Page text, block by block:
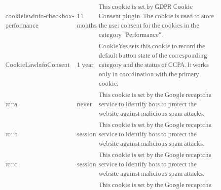
cookielawinfo-checkbox-
performance
11
months
This cookie is set by GDPR Cookie
Consent plugin. The cookie is used to store
the user consent for the cookies in the
category "Performance".
CookieLawInfoConsent 1 year
CookieYes sets this cookie to record the
default button state of the corresponding
category and the status of CCPA. It works
only in coordination with the primary
cookie.
rc::a never
This cookie is set by the Google recaptcha
service to identify bots to protect the
website against malicious spam attacks.
rc::b session
This cookie is set by the Google recaptcha
service to identify bots to protect the
website against malicious spam attacks.
rc::c session
This cookie is set by the Google recaptcha
service to identify bots to protect the
website against malicious spam attacks.
This cookie is set by the Google recaptcha